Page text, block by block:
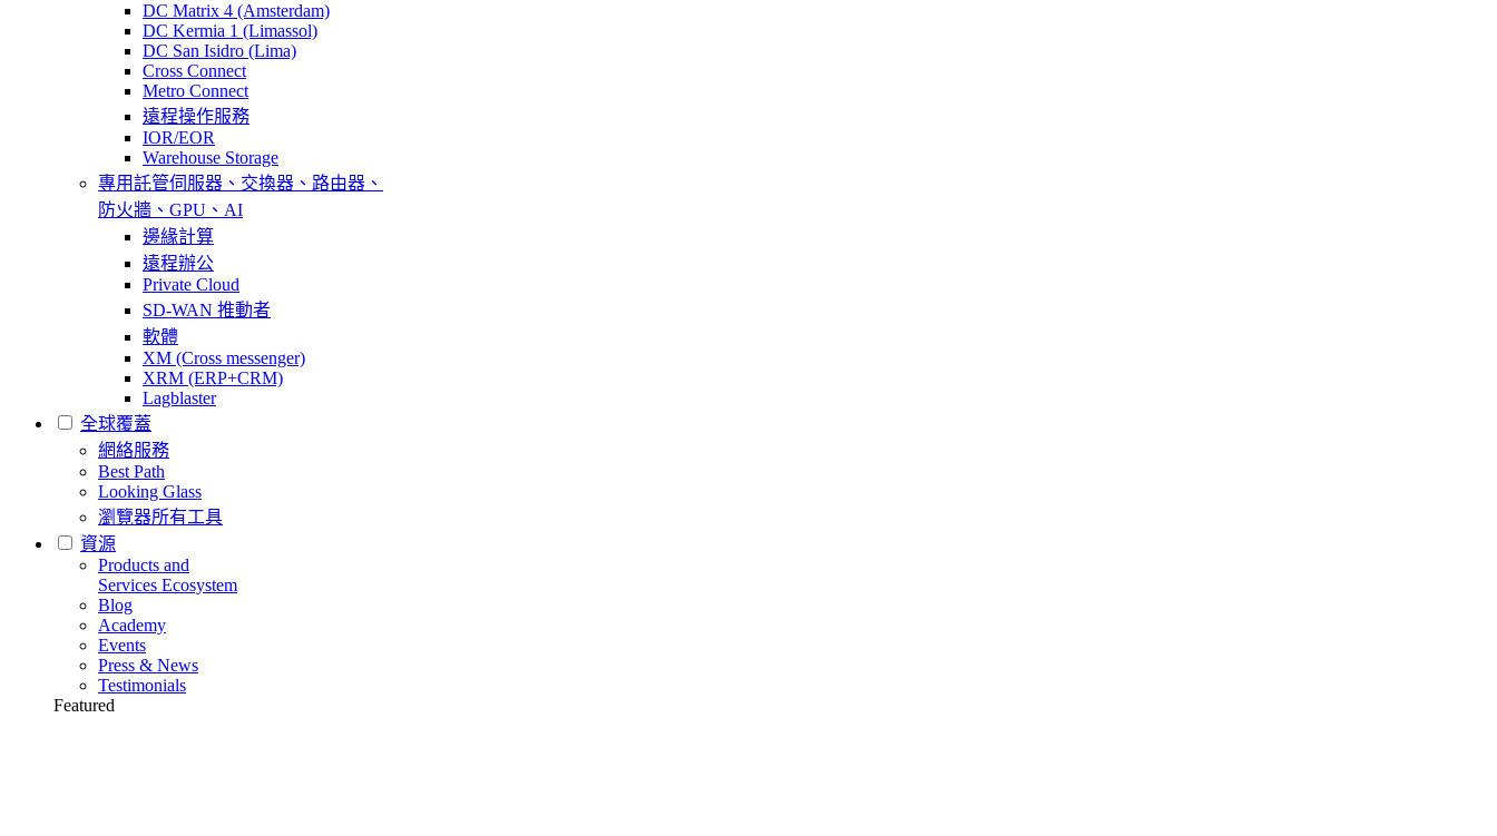
DC Matrix 4 (Amsterdam)
DC Kermia 1 (Limassol)
DC San Isidro (Lima)
Cross Connect
Metro Connect
遠程操作服務
IOR/EOR
Warehouse Storage
專用託管伺服器、交換器、路由器、
防火牆、GPU、AI
邊緣計算
遠程辦公
Private Cloud
SD-WAN 推動者
軟體
XM (Cross messenger)
XRM (ERP+CRM)
Lagblaster
全球覆蓋
網絡服務
Best Path
Looking Glass
瀏覽器所有工具
資源
Products and
Services Ecosystem
Blog
Academy
Events
Press & News
Testimonials
Featured